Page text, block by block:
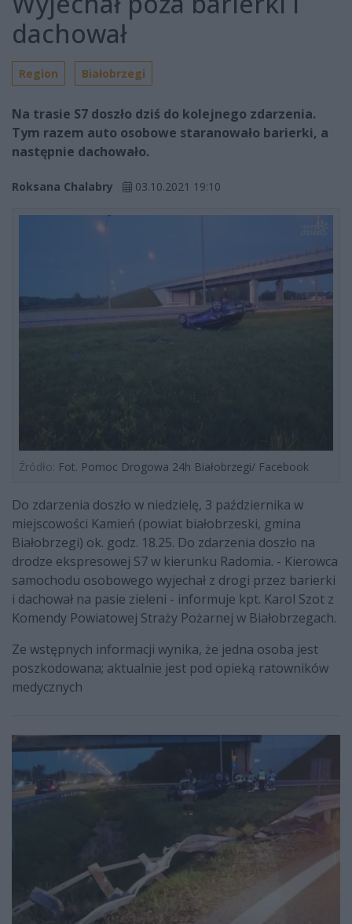
dachował
Region Białobrzegi
Na trasie S7 doszło dziś do kolejnego zdarzenia.
Tym razem auto osobowe staranowało barierki, a
następnie dachowało.
Roksana Chalabry 03.10.2021 19:10
Źródło: Fot. Pomoc Drogowa 24h Białobrzegi/ Facebook
Do zdarzenia doszło w niedzielę, 3 października w
miejscowości Kamień (powiat białobrzeski, gmina
Białobrzegi) ok. godz. 18.25. Do zdarzenia doszło na
drodze ekspresowej S7 w kierunku Radomia. - Kierowca
samochodu osobowego wyjechał z drogi przez barierki
i dachował na pasie zieleni - informuje kpt. Karol Szot z
Komendy Powiatowej Straży Pożarnej w Białobrzegach.
Ze wstępnych informacji wynika, że jedna osoba jest
poszkodowana; aktualnie jest pod opieką ratowników
medycznych